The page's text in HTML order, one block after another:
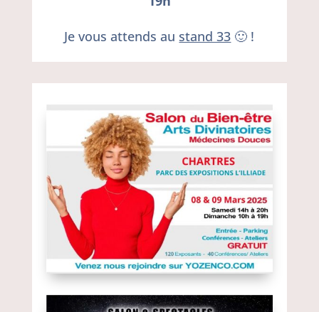
Je vous attends au stand 33 🙂 !